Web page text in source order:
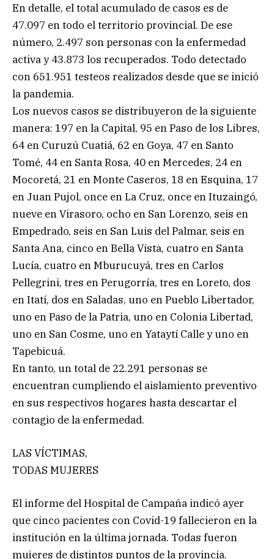
En detalle, el total acumulado de casos es de
47.097 en todo el territorio provincial. De ese
número, 2.497 son personas con la enfermedad
activa y 43.873 los recuperados. Todo detectado
con 651.951 testeos realizados desde que se inició
la pandemia.
Los nuevos casos se distribuyeron de la siguiente
manera: 197 en la Capital, 95 en Paso de los Libres,
64 en Curuzú Cuatiá, 62 en Goya, 47 en Santo
Tomé, 44 en Santa Rosa, 40 en Mercedes, 24 en
Mocoretá, 21 en Monte Caseros, 18 en Esquina, 17
en Juan Pujol, once en La Cruz, once en Ituzaingó,
nueve en Virasoro, ocho en San Lorenzo, seis en
Empedrado, seis en San Luis del Palmar, seis en
Santa Ana, cinco en Bella Vista, cuatro en Santa
Lucía, cuatro en Mburucuyá, tres en Carlos
Pellegrini, tres en Perugorría, tres en Loreto, dos
en Itatí, dos en Saladas, uno en Pueblo Libertador,
uno en Paso de la Patria, uno en Colonia Libertad,
uno en San Cosme, uno en Yataytí Calle y uno en
Tapebicuá.
En tanto, un total de 22.291 personas se
encuentran cumpliendo el aislamiento preventivo
en sus respectivos hogares hasta descartar el
contagio de la enfermedad.
LAS VÍCTIMAS,
TODAS MUJERES
El informe del Hospital de Campaña indicó ayer
que cinco pacientes con Covid-19 fallecieron en la
institución en la última jornada. Todas fueron
mujeres de distintos puntos de la provincia.